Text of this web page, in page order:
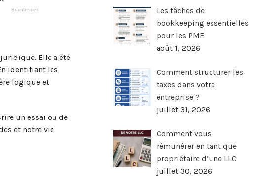
Elle a été
identifiant les
logique et
un essai ou de
et notre vie
Les tâches de
bookkeeping essentielles
pour les PME
août 1, 2026
Comment structurer les
taxes dans votre
entreprise ?
juillet 31, 2026
Comment vous
rémunérer en tant que
propriétaire d’une LLC
juillet 30, 2026